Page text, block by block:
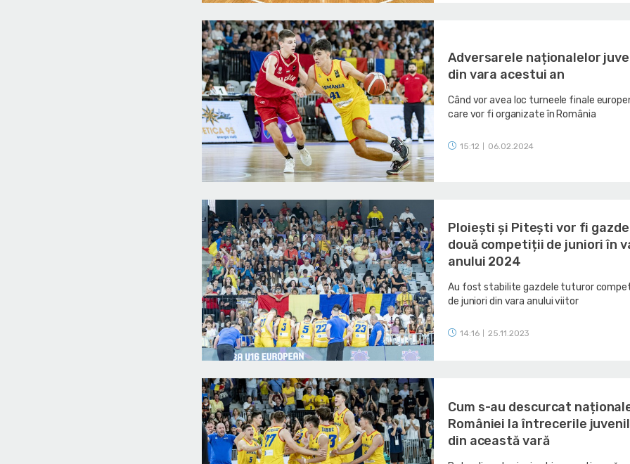
Adversarele naționalelor
din vara acestui an
Când vor avea loc turneele finale
care vor fi organizate în România
15:12 06.02.2024
Ploiești și Pitești vor fi
două competiții de juniori în
anului 2024
Au fost stabilite gazdele tuturor
de juniori din vara anului viitor
14:16 25.11.2023
Cum s-au descurcat
României la întrecerile
din această vară